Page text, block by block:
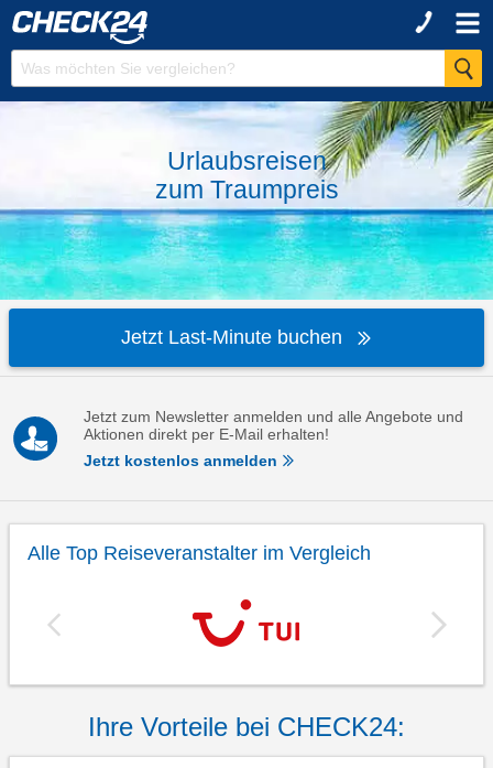
Urlaubsreisen
zum Traumpreis
Jetzt Last-Minute buchen
Jetzt zum Newsletter anmelden und alle Angebote und
Aktionen direkt per E-Mail erhalten!
Jetzt kostenlos anmelden
Alle Top Reiseveranstalter im Vergleich
Ihre Vorteile bei CHECK24: